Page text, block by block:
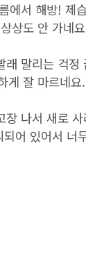
에서 해방! 제
상도 안 가네
래 말리는 걱정
게 잘 마르네
장 나서 새로
어 있어서 너